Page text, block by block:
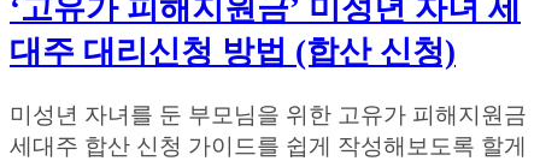
‘고유가 피해지원금’ 미성년 자녀 세
대주 대리신청 방법 (합산 신청)
미성년 자녀를 둔 부모님을 위한 고유가 피해지원금
세대주 합산 신청 가이드를 쉽게 작성해보도록 할게